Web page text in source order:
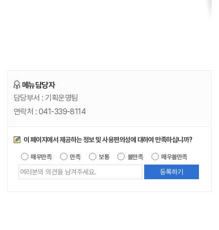
메뉴담당자
담당부서 : 기획운영팀
연락처 : 041-339-8114
만족도조사
이 페이지에서 제공하는 정보 및 사용편의성에 대하여 만족하십니까?
매우만족 만족 보통 불만족 매우불만족